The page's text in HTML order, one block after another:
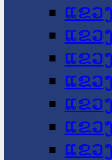
ແຂວ
ແຂວ
ແຂວ
ແຂວ
ແຂວ
ແຂວ
ແຂວ